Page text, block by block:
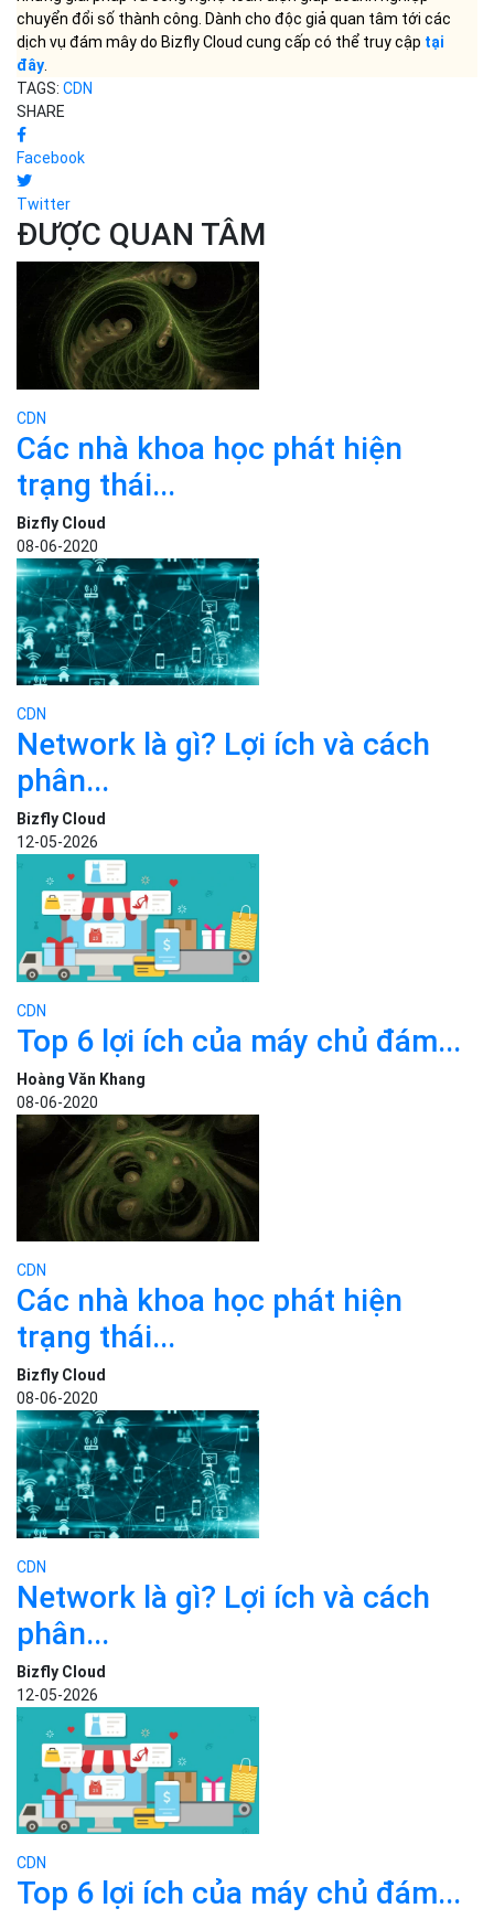
chuyển đổi số thành công. Dành cho độc giả quan tâm tới các
dịch vụ đám mây do Bizfly Cloud cung cấp có thể truy cập tại
đây.
TAGS: CDN
SHARE
Facebook
Twitter
ĐƯỢC QUAN TÂM
CDN
Các nhà khoa học phát hiện
trạng thái...
Bizfly Cloud
08-06-2020
CDN
Network là gì? Lợi ích và cách
phân...
Bizfly Cloud
12-05-2026
CDN
Top 6 lợi ích của máy chủ đám...
Hoàng Văn Khang
08-06-2020
CDN
Các nhà khoa học phát hiện
trạng thái...
Bizfly Cloud
08-06-2020
CDN
Network là gì? Lợi ích và cách
phân...
Bizfly Cloud
12-05-2026
CDN
Top 6 lợi ích của máy chủ đám...